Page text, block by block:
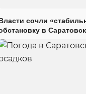
сочли
в